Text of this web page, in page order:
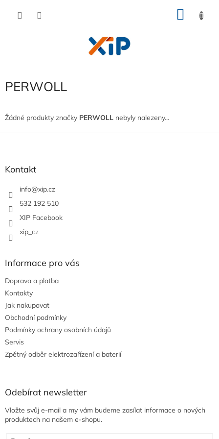
PERWOLL
Žádné produkty značky PERWOLL nebyly nalezeny...
Kontakt
info@xip.cz
532 192 510
XIP Facebook
xip_cz
Informace pro vás
Doprava a platba
Kontakty
Jak nakupovat
Obchodní podmínky
Podmínky ochrany osobních údajů
Servis
Zpětný odběr elektrozařízení a baterií
Odebírat newsletter
Vložte svůj e-mail a my vám budeme zasílat informace o nových
produktech na našem e-shopu.